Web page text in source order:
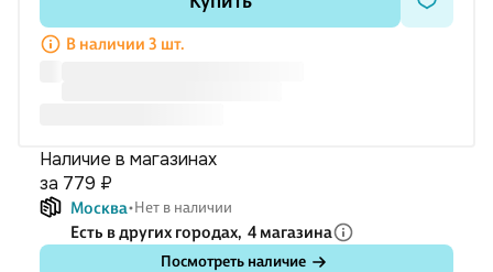
с учётом проекта демоверсии 2026 года;
теоретический материал в удобном формате — с описанием
В наличии 3 шт.
Наличие в магазинах
за 779 ₽
Москва Нет в наличии
Есть в других городах, 4 магазина
Посмотреть наличие